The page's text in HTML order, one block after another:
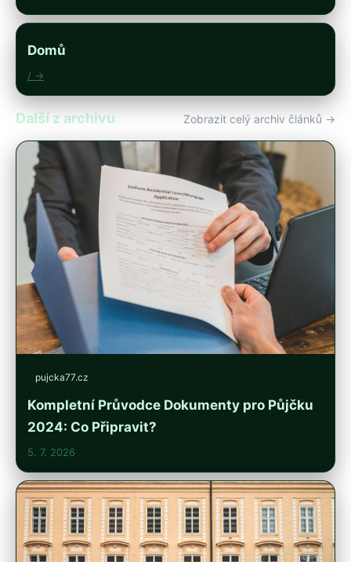
Domů
/ →
Další z archivu Zobrazit celý archiv článků →
pujcka77.cz
Kompletní Průvodce Dokumenty pro Půjčku
2024: Co Připravit?
5. 7. 2026